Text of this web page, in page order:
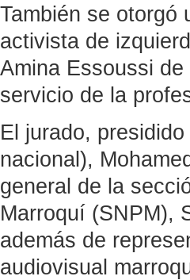
También se otorgó
activista de
Amina Essoussi
servicio de la
El jurado,
nacional),
general de la
Marroquí (SNPM),
además de
audiovisual